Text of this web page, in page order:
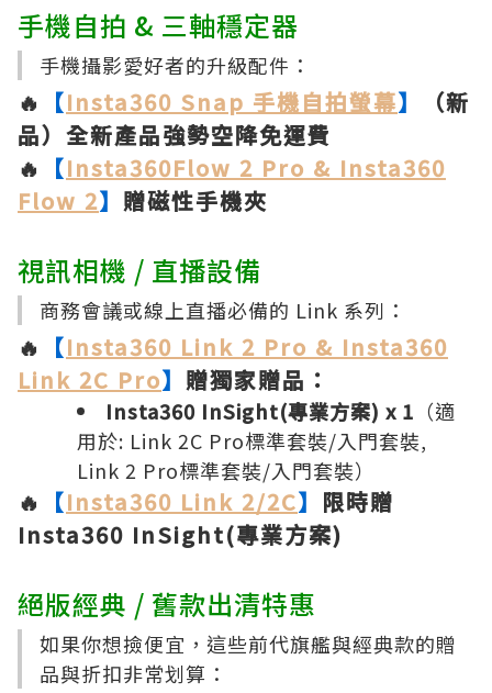
手機自拍 & 三軸穩定器
手機攝影愛好者的升級配件：
🔥 【Insta360 Snap 手機自拍螢幕】
（新
品）全新產品強勢空降免運費
🔥
【Insta360Flow 2 Pro & Insta360
Flow 2】 贈磁性手機夾
視訊相機 / 直播設備
商務會議或線上直播必備的 Link 系列：
🔥 【Insta360 Link 2 Pro & Insta360
Link 2C Pro】 贈獨家贈品：
Insta360 InSight(專業方案) x 1 （適
用於: Link 2C Pro標準套裝/入門套裝,
Link 2 Pro標準套裝/入門套裝）
🔥 【Insta360 Link 2/2C】 限時贈
Insta360 InSight(專業方案)
絕版經典 / 舊款出清特惠
如果你想撿便宜，這些前代旗艦與經典款的贈
品與折扣非常划算：